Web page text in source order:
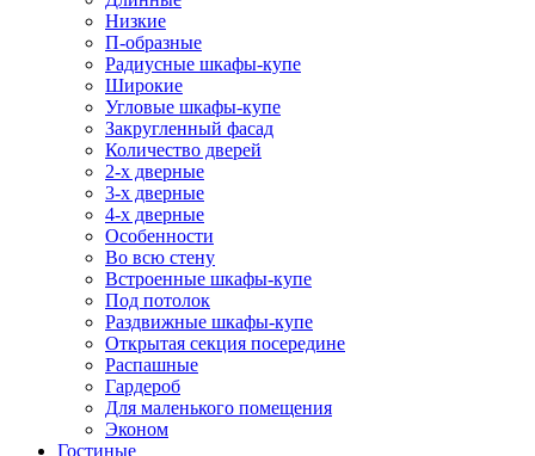
Низкие
П-образные
Радиусные шкафы-купе
Широкие
Угловые шкафы-купе
Закругленный фасад
Количество дверей
2-х дверные
3-х дверные
4-х дверные
Особенности
Во всю стену
Встроенные шкафы-купе
Под потолок
Раздвижные шкафы-купе
Открытая секция посередине
Распашные
Гардероб
Для маленького помещения
Эконом
Гостиные